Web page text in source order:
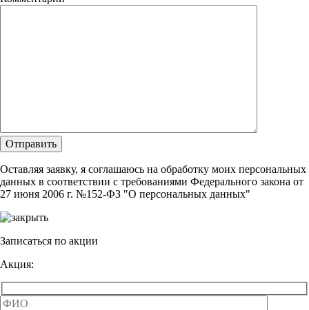
Оставляя заявку, я соглашаюсь на обработку моих персональных
данных в соответствии с требованиями Федерального закона от
27 июня 2006 г. №152-ФЗ "О персональных данных"
Записаться по акции
Акция: